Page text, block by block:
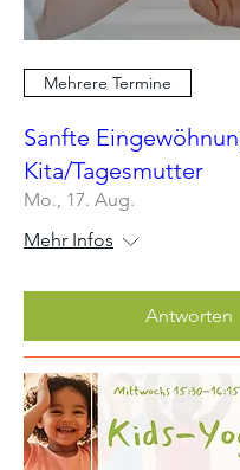
Mehrere Termine
Sanfte
Kita/Tagesmutter
Mo., 17. Aug.
Mehr Infos
Antworten